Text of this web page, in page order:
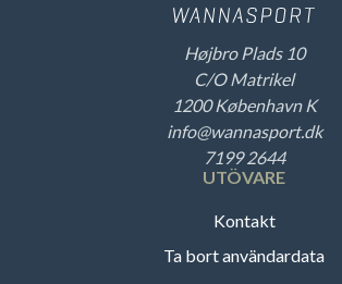
Højbro Plads 10
C/O Matrikel
1200 København K
info@wannasport.dk
7199 2644
UTÖVARE
Kontakt
Ta bort användardata